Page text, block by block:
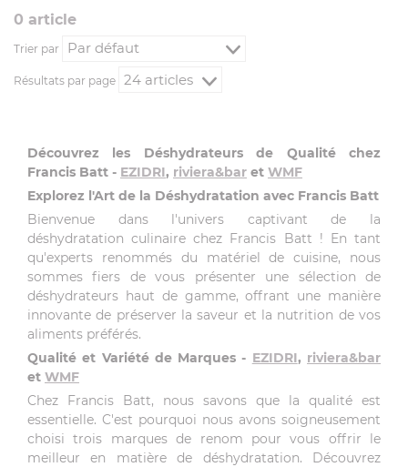
0 article
Trier par
Résultats par page
Découvrez les Déshydrateurs de Qualité chez
Francis Batt - EZIDRI, riviera&bar et WMF
Explorez l'Art de la Déshydratation avec Francis Batt
Bienvenue dans l'univers captivant de la
déshydratation culinaire chez Francis Batt ! En tant
qu'experts renommés du matériel de cuisine, nous
sommes fiers de vous présenter une sélection de
déshydrateurs haut de gamme, offrant une manière
innovante de préserver la saveur et la nutrition de vos
aliments préférés.
Qualité et Variété de Marques - EZIDRI, riviera&bar
et WMF
Chez Francis Batt, nous savons que la qualité est
essentielle. C'est pourquoi nous avons soigneusement
choisi trois marques de renom pour vous offrir le
meilleur en matière de déshydratation. Découvrez